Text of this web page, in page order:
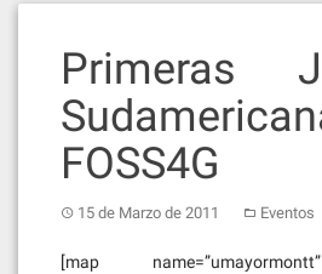
Primeras
FOSS4G
15 de Marzo de 2011 Eventos
[map